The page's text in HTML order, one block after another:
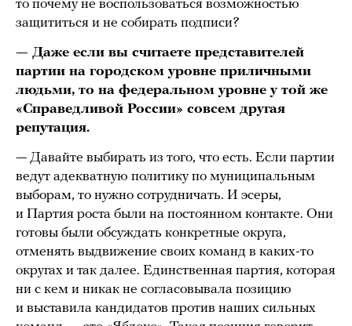
то почему не воспользоваться возможностью
защититься и не собирать подписи?
— Даже если вы считаете представителей
партии на городском уровне приличными
людьми, то на федеральном уровне у той же
«Справедливой России» совсем другая
репутация.
— Давайте выбирать из того, что есть. Если партии
ведут адекватную политику по муниципальным
выборам, то нужно сотрудничать. И эсеры,
и Партия роста были на постоянном контакте. Они
готовы были обсуждать конкретные округа,
отменять выдвижение своих команд в каких-то
округах и так далее. Единственная партия, которая
ни с кем и никак не согласовывала позицию
и выставила кандидатов против наших сильных